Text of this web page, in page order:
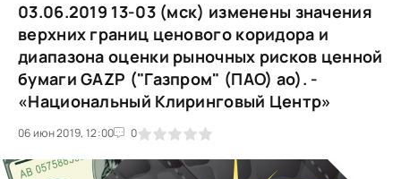
03.06.2019 13-03 (мск) изменены значения
верхних границ ценового коридора и
диапазона оценки рыночных рисков ценной
бумаги GAZP ("Газпром" (ПАО) ао). -
«Национальный Клиринговый Центр»
06 июн 2019, 12:00 0
1 2 3 4 5